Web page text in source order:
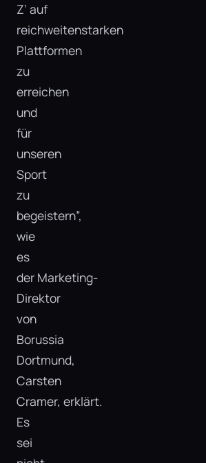
Z’ auf
reichweitenstarken
Plattformen
zu
erreichen
und
für
unseren
Sport
zu
begeistern”,
wie
es
der Marketing-
Direktor
von
Borussia
Dortmund,
Carsten
Cramer, erklärt.
Es
sei